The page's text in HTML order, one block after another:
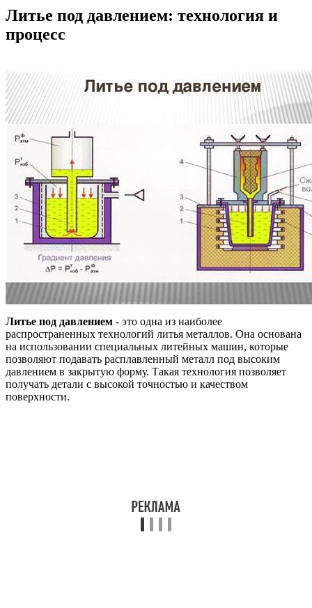
Литье под давлением: технология и
процесс
Литье под давлением - это одна из наиболее
распространенных технологий литья металлов. Она основана
на использовании специальных литейных машин, которые
позволяют подавать расплавленный металл под высоким
давлением в закрытую форму. Такая технология позволяет
получать детали с высокой точностью и качеством
поверхности.